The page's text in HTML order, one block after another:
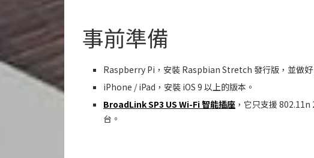
事前準備
Raspberry Pi，安裝 Raspbian Stretch 發行版，並做好
iPhone / iPad，安裝 iOS 9 以上的版本。
BroadLink SP3 US Wi-Fi 智能插座 ，它只支援
台。